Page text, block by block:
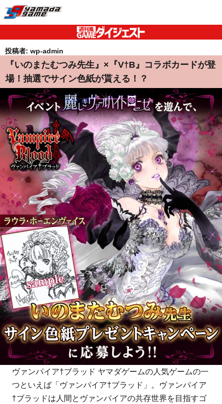
投稿者: wp-admin
『いのまたむつみ先生』×『V†B』コラボカードが登
場！抽選でサイン色紙が貰える！？
ヴァンパイア†ブラッド ヤマダゲームの人気ゲームの一
つといえば「ヴァンパイア†ブラッド」。ヴァンパイア
†ブラッドは人間とヴァンパイアの共存世界を目指すゴ